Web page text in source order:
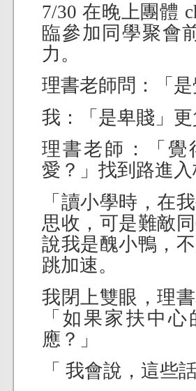
7/30 在晚上團體
臨參加同學聚會
力。
理書老師問：「
我：「是卑賤」
理書老師：「覺
愛？」找到路進入
「讀小學時，在
思收，可是難敵
說我是醜小鴨，
跳加速。
我閉上雙眼，理
「如果家扶中
應？」
「 我會說，這些